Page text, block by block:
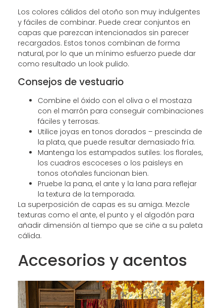
Los colores cálidos del otoño son muy indulgentes
y fáciles de combinar. Puede crear conjuntos en
capas que parezcan intencionados sin parecer
recargados. Estos tonos combinan de forma
natural, por lo que un mínimo esfuerzo puede dar
como resultado un look pulido.
Consejos de vestuario
Combine el óxido con el oliva o el mostaza
con el marrón para conseguir combinaciones
fáciles y terrosas.
Utilice joyas en tonos dorados – prescinda de
la plata, que puede resultar demasiado fría.
Mantenga los estampados sutiles: los florales,
los cuadros escoceses o los paisleys en
tonos otoñales funcionan bien.
Pruebe la pana, el ante y la lana para reflejar
la textura de la temporada.
La superposición de capas es su amiga. Mezcle
texturas como el ante, el punto y el algodón para
añadir dimensión al tiempo que se ciñe a su paleta
cálida.
Accesorios y acentos